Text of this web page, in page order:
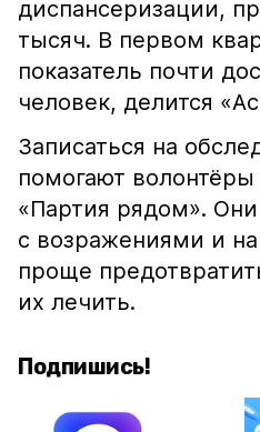
диспансеризации,
тысяч. В первом
показатель почти
человек, делится
Записаться на
помогают волонтёры
«Партия рядом».
с возражениями и
проще
их лечить.
Подпишись!